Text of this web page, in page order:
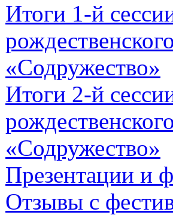
Итоги 1-й
«Содружество»
Итоги 2-й
«Содружество»
Презентации и
Отзывы с